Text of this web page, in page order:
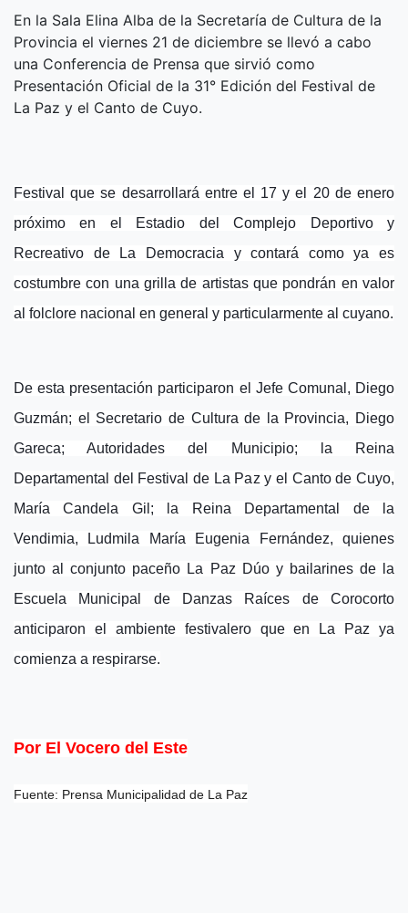
En la Sala Elina Alba de la Secretaría de Cultura de la
Provincia el viernes 21 de diciembre se llevó a cabo
una Conferencia de Prensa que sirvió como
Presentación Oficial de la 31° Edición del Festival de
La Paz y el Canto de Cuyo.
Festival que se desarrollará entre el 17 y el 20 de enero
próximo en el Estadio del Complejo Deportivo y
Recreativo de La Democracia y contará como ya es
costumbre con una grill a de artistas que pondrán en valor
al folclore nacional en general y particularmente al cuyano.
De esta presentación participaron el Jefe Comunal, Diego
Guzmán; el Secretario de Cultura de la Provincia, Diego
Gareca; Autoridades del Municipio; la Reina
Departamental del Festival de La Paz y el Canto de Cuyo,
María Candela Gil; la Reina Departamental de la
Vendimia, Ludmila María Eugenia Fernández, quienes
junto al conjunto paceño La Paz Dúo y bailarines de la
Escuela Municipal de Danzas Raíces de Corocorto
anticiparon el ambiente festivalero que en La Paz ya
comienza a respirarse.
Por El Vocero del Este
Fuente: Prensa Municipalidad de La Paz